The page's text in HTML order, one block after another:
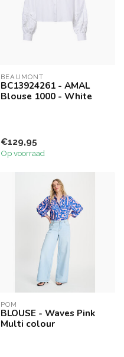
BEAUMONT
BC13924261 - AMAL
Blouse 1000 - White
€129,95
Op voorraad
POM
BLOUSE - Waves Pink
Multi colour